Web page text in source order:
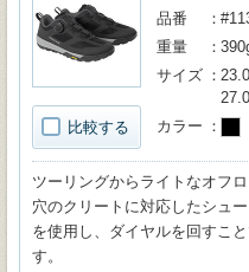
比較する
品番
重量
サイズ
カラー
ツーリングからライトなオフ
穴のクリートに対応したシュ
を使用し、ダイヤルを回すこ
す。